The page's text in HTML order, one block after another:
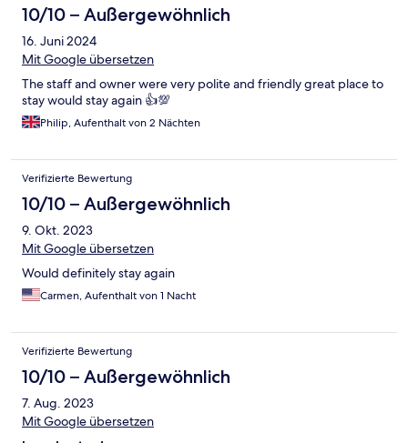
10/10 – Außergewöhnlich
16. Juni 2024
Mit Google übersetzen
The staff and owner were very polite and friendly great place to
stay would stay again 👍💯
Philip, Aufenthalt von 2 Nächten
Verifizierte Bewertung
10/10 – Außergewöhnlich
9. Okt. 2023
Mit Google übersetzen
Would definitely stay again
Carmen, Aufenthalt von 1 Nacht
Verifizierte Bewertung
10/10 – Außergewöhnlich
7. Aug. 2023
Mit Google übersetzen